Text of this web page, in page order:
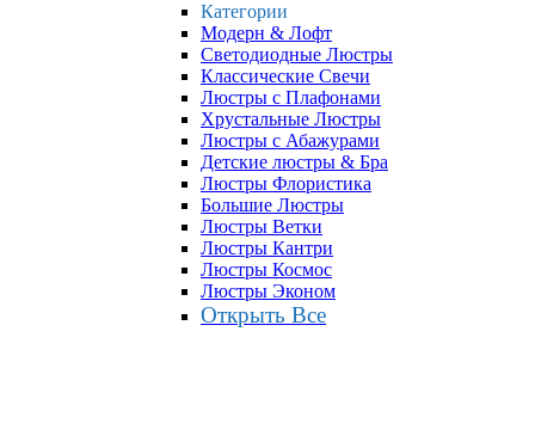
Категории
Модерн & Лофт
Светодиодные Люстры
Классические Свечи
Люстры с Плафонами
Хрустальные Люстры
Люстры с Абажурами
Детские люстры & Бра
Люстры Флористика
Большие Люстры
Люстры Ветки
Люстры Кантри
Люстры Космос
Люстры Эконом
Открыть Все